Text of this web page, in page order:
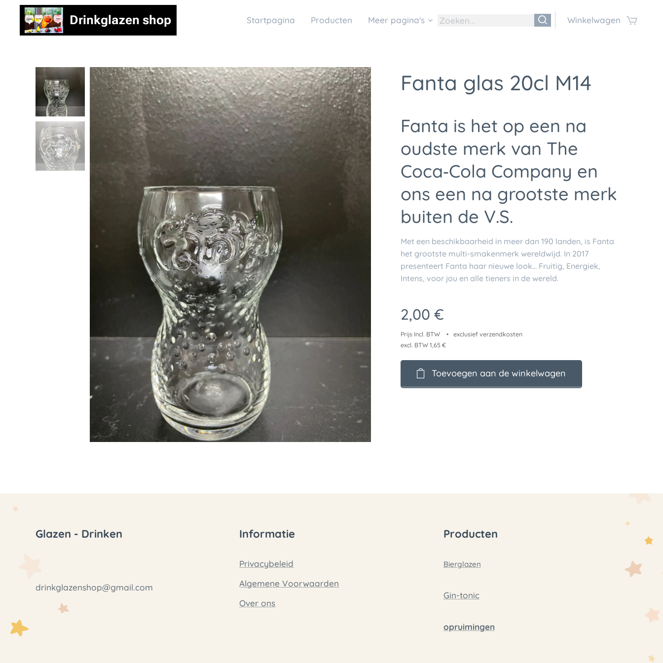
Drinkglazen shop Startpagina Producten Meer pagina's Winkelwagen
Fanta glas 20cl M14
Fanta is het op een na
oudste merk van The
Coca‑Cola Company en
ons een na grootste merk
buiten de V.S.
Met een beschikbaarheid in meer dan 190 landen, is Fanta
het grootste multi-smakenmerk wereldwijd. In 2017
presenteert Fanta haar nieuwe look... Fruitig, Energiek,
Intens, voor jou en alle tieners in de wereld.
2,00 €
Prijs Incl. BTW
exclusief verzendkosten
excl. BTW 1,65 €
Toevoegen aan de winkelwagen
Glazen - Drinken
drinkglazenshop@gmail.com
Informatie
Privacybeleid
Algemene Voorwaarden
Over ons
Producten
Bierglazen
Gin-tonic
opruimingen